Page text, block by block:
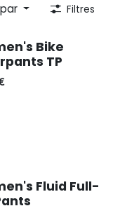
Filtres
Bike
TP
Fluid Full-